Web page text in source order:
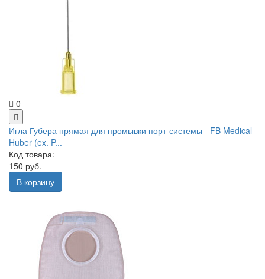
0
Игла Губера прямая для промывки порт-системы - FB Medical
Huber (ex. P...
Код товара:
150 руб.
В корзину